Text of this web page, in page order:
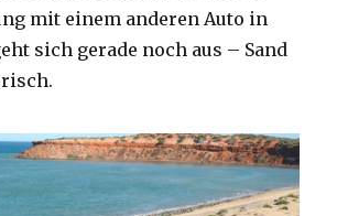
mit einem anderen Auto in
sich gerade noch aus – Sand